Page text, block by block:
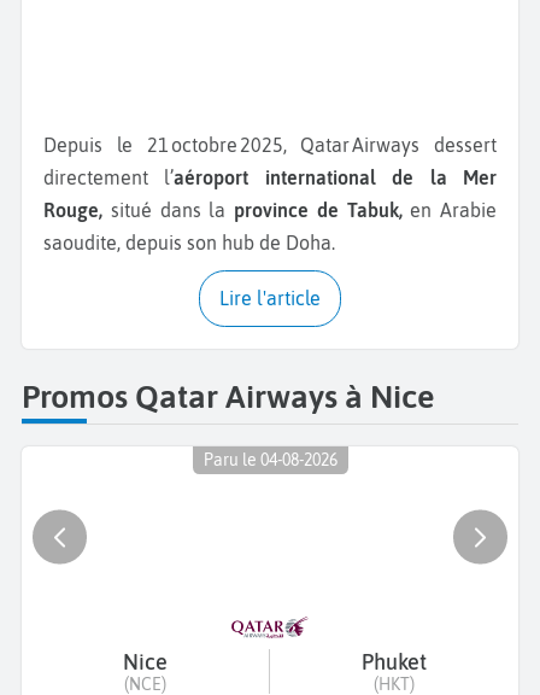
Depuis le 21 octobre 2025, Qatar Airways dessert
directement l’aéroport international de la Mer
Rouge, situé dans la province de Tabuk,en Arabie
saoudite, depuis son hub de Doha.
Lire l'article
Promos Qatar Airways à Nice
Paru le 04-08-2026
Nice
(NCE)
Phuket
(HKT)